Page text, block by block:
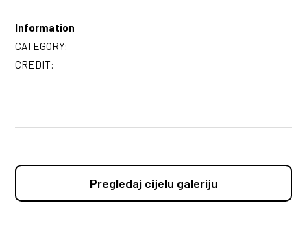
Information
CATEGORY:
CREDIT:
Pregledaj cijelu galeriju